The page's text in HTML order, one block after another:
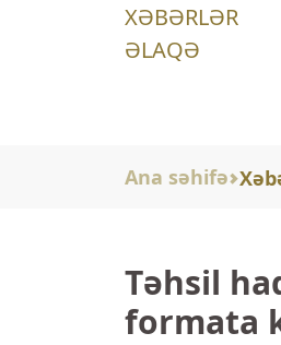
XƏBƏRLƏR
ƏLAQƏ
Ana səhifə
Təhsil
formata